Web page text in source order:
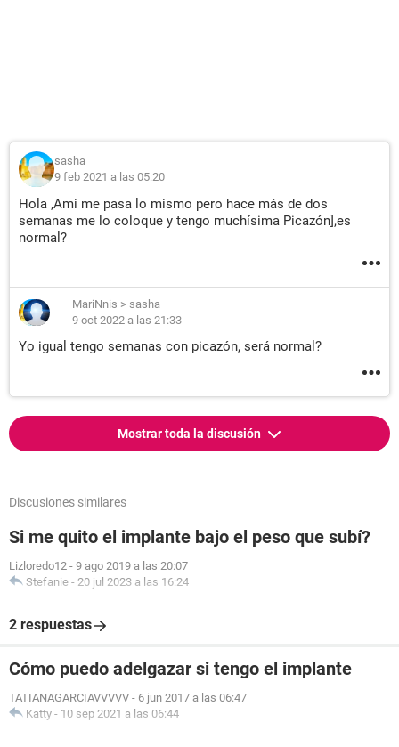
sasha
9 feb 2021 a las 05:20
Hola ,Ami me pasa lo mismo pero hace más de dos
semanas me lo coloque y tengo muchísima Picazón],es
normal?
MariNnis > sasha
9 oct 2022 a las 21:33
Yo igual tengo semanas con picazón, será normal?
Mostrar toda la discusión
Discusiones similares
Si me quito el implante bajo el peso que subí?
Lizloredo12 - 9 ago 2019 a las 20:07
Stefanie - 20 jul 2023 a las 16:24
2 respuestas
Cómo puedo adelgazar si tengo el implante
TATIANAGARCIAVVVVV - 6 jun 2017 a las 06:47
Katty - 10 sep 2021 a las 06:44